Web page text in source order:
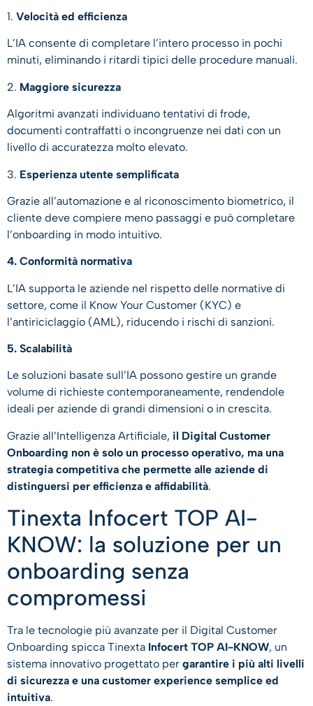
1. Velocità ed efficienza
L’IA consente di completare l’intero processo in pochi
minuti, eliminando i ritardi tipici delle procedure manuali.
2. Maggiore sicurezza
Algoritmi avanzati individuano tentativi di frode,
documenti contraffatti o incongruenze nei dati con un
livello di accuratezza molto elevato.
3. Esperienza utente semplificata
Grazie all’automazione e al riconoscimento biometrico, il
cliente deve compiere meno passaggi e può completare
l’onboarding in modo intuitivo.
4. Conformità normativa
L’IA supporta le aziende nel rispetto delle normative di
settore, come il Know Your Customer (KYC) e
l’antiriciclaggio (AML), riducendo i rischi di sanzioni.
5. Scalabilità
Le soluzioni basate sull’IA possono gestire un grande
volume di richieste contemporaneamente, rendendole
ideali per aziende di grandi dimensioni o in crescita.
Grazie all’Intelligenza Artificiale, il Digital Customer
Onboarding non è solo un processo operativo, ma una
strategia competitiva che permette alle aziende di
distinguersi per efficienza e affidabilità.
Tinexta Infocert TOP AI-
KNOW: la soluzione per un
onboarding senza
compromessi
Tra le tecnologie più avanzate per il Digital Customer
Onboarding spicca Tinexta Infocert TOP AI-KNOW, un
sistema innovativo progettato per garantire i più alti livelli
di sicurezza e una customer experience semplice ed
intuitiva.